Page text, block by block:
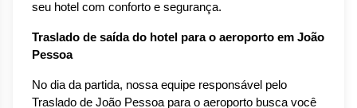
seu hotel com conforto e segurança.
Traslado de saída do hotel para o aeroporto em João
Pessoa
No dia da partida, nossa equipe responsável pelo
Traslado de João Pessoa para o aeroporto busca você